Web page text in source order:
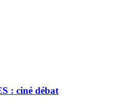
: ciné débat